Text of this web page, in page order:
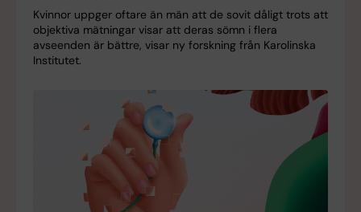
Kvinnor uppger oftare än män att de sovit dåligt trots att
objektiva mätningar visar att deras sömn i flera
avseenden är bättre, visar ny forskning från Karolinska
Institutet.